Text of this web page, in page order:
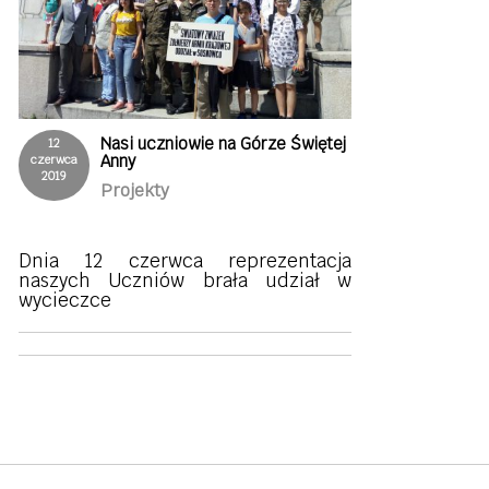
12
czerwca
2019
Nasi uczniowie na Górze Świętej
Anny
Projekty
Dnia 12 czerwca reprezentacja
naszych Uczniów brała udział w
wycieczce